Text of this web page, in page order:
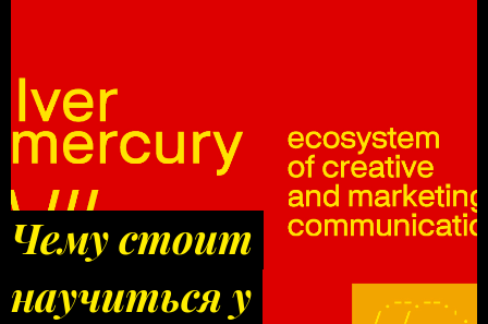
Чему стоит
научиться у